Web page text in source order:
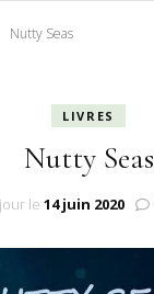
Nutty Seas
LIVRES
Nutty Seas
le 14 juin 2020